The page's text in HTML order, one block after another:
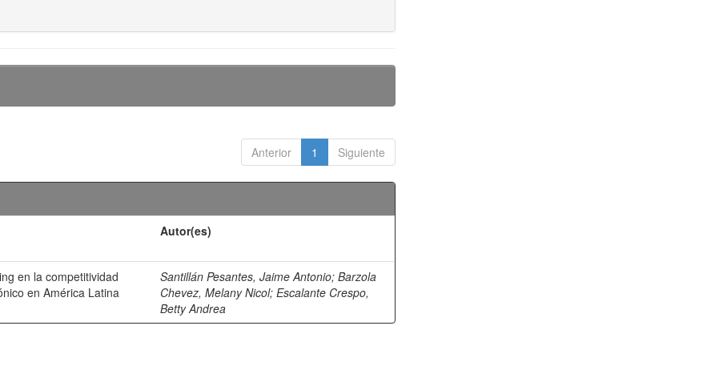
Anterior 1 Siguiente
Autor(es)
en la competitividad
en América Latina
Santillán Pesantes, Jaime Antonio;Barzola
Chevez, Melany Nicol;Escalante Crespo,
Betty Andrea